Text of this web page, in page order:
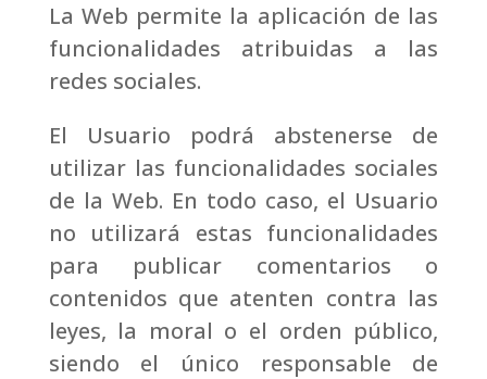
La Web permite la aplicación de las
funcionalidades atribuidas a las
redes sociales.
El Usuario podrá abstenerse de
utilizar las funcionalidades sociales
de la Web. En todo caso, el Usuario
no utilizará estas funcionalidades
para publicar comentarios o
contenidos que atenten contra las
leyes, la moral o el orden público,
siendo el único responsable de